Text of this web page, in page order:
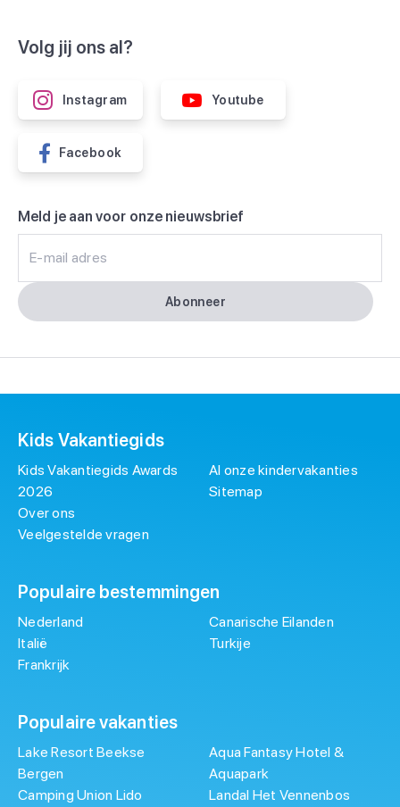
Volg jij ons al?
Instagram Youtube
Facebook
Meld je aan voor onze nieuwsbrief
E-mail adres
Abonneer
Kids Vakantiegids
Kids Vakantiegids Awards
2026
Over ons
Veelgestelde vragen
Al onze kindervakanties
Sitemap
Populaire bestemmingen
Nederland
Italië
Frankrijk
Canarische Eilanden
Turkije
Populaire vakanties
Lake Resort Beekse
Bergen
Camping Union Lido
Aqua Fantasy Hotel &
Aquapark
Landal Het Vennenbos